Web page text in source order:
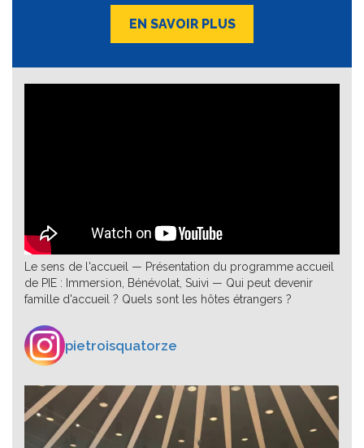
EN SAVOIR PLUS
Le sens de l'accueil — Présentation du programme accueil
de PIE : Immersion, Bénévolat, Suivi — Qui peut devenir
famille d'accueil ? Quels sont les hôtes étrangers ?
pietroisquatorze